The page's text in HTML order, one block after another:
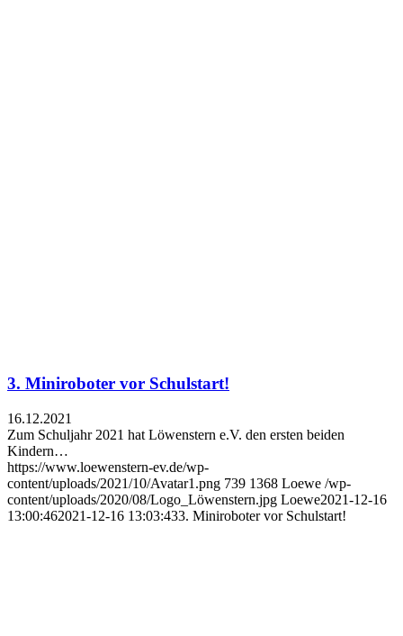
3. Miniroboter vor Schulstart!
16.12.2021
Zum Schuljahr 2021 hat Löwenstern e.V. den ersten beiden
Kindern…
https://www.loewenstern-ev.de/wp-
content/uploads/2021/10/Avatar1.png 739 1368 Loewe /wp-
content/uploads/2020/08/Logo_Löwenstern.jpg Loewe2021-12-16
13:00:462021-12-16 13:03:433. Miniroboter vor Schulstart!